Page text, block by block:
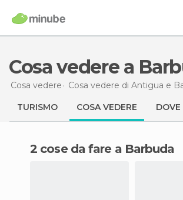
Cosa vedere a
Cosa vedere Cosa vedere di Antigua e
TURISMO COSA VEDERE DOVE
2 cose da fare a Barbuda